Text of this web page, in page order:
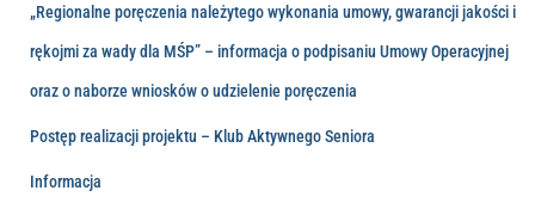
„Regionalne poręczenia należytego wykonania umowy, gwarancji jakości i
rękojmi za wady dla MŚP” – informacja o podpisaniu Umowy Operacyjnej
oraz o naborze wniosków o udzielenie poręczenia
Postęp realizacji projektu – Klub Aktywnego Seniora
Informacja